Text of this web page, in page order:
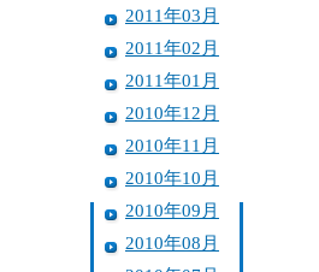
2011年03月
2011年02月
2011年01月
2010年12月
2010年11月
2010年10月
2010年09月
2010年08月